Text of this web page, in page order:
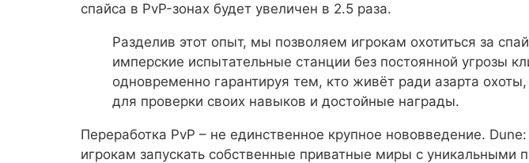
спайса в PvP-зонах будет увеличен в 2.5 раза.
Разделив этот опыт, мы позволяем игрокам охотиться за
имперские испытательные станции без постоянной угрозы
одновременно гарантируя тем, кто живёт ради азарта
для проверки своих навыков и достойные награды.
Переработка PvP – не единственное крупное нововведение.
игрокам запускать собственные приватные миры с уникальными